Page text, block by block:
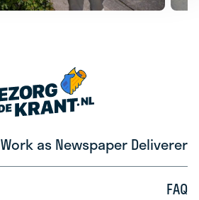
Work as Newspaper Deliverer
FAQ